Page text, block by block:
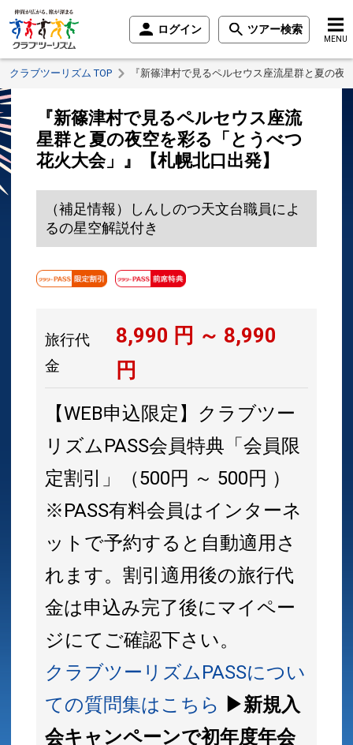
ログイン ツアー検索
MENU
クラブツーリズム TOP 『新篠津村で見るペルセウス座流星群と夏の
『新篠津村で見るペルセウス座流
星群と夏の夜空を彩る「とうべつ
花火大会」』【札幌北口出発】
（補足情報）しんしのつ天文台職員によ
るの星空解説付き
旅行代
金
8,990 円 ～ 8,990
円
【WEB申込限定】クラブツー
リズムPASS会員特典「会員限
定割引」（500円 ～ 500円 ）
※PASS有料会員はインターネ
ットで予約すると自動適用さ
れます。割引適用後の旅行代
金は申込み完了後にマイペー
ジにてご確認下さい。
クラブツーリズムPASSについ
ての質問集はこちら ▶新規入
会キャンペーンで初年度年会